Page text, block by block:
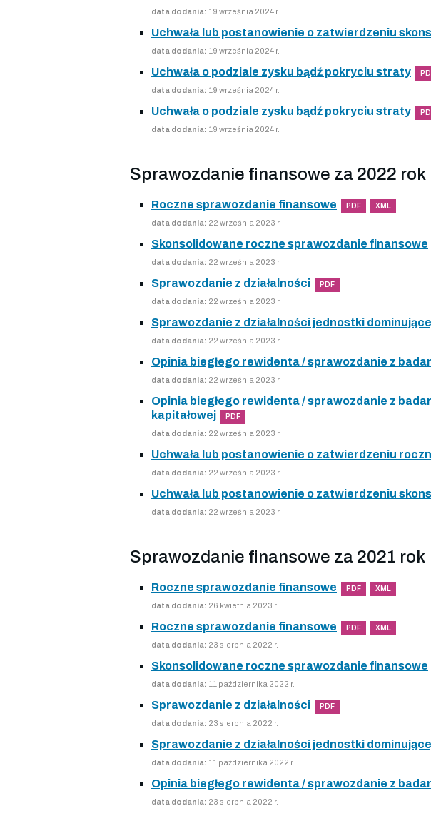
data dodania: 19 września 2024 r.
Uchwała lub postanowienie o zatwierdzeniu
data dodania: 19 września 2024 r.
Uchwała o podziale zysku bądź pokryciu straty
data dodania: 19 września 2024 r.
Uchwała o podziale zysku bądź pokryciu straty
data dodania: 19 września 2024 r.
Sprawozdanie finansowe za 2022 rok
Roczne sprawozdanie finansowe PDF XML
data dodania: 22 września 2023 r.
Skonsolidowane roczne sprawozdanie finansowe
data dodania: 22 września 2023 r.
Sprawozdanie z działalności PDF
data dodania: 22 września 2023 r.
Sprawozdanie z działalności jednostki
data dodania: 22 września 2023 r.
Opinia biegłego rewidenta / sprawozdanie z
data dodania: 22 września 2023 r.
Opinia biegłego rewidenta / sprawozdanie z
kapitałowej
PDF
data dodania: 22 września 2023 r.
Uchwała lub postanowienie o zatwierdzeniu
data dodania: 22 września 2023 r.
Uchwała lub postanowienie o zatwierdzeniu
data dodania: 22 września 2023 r.
Sprawozdanie finansowe za 2021 rok
Roczne sprawozdanie finansowe PDF XML
data dodania: 26 kwietnia 2023 r.
Roczne sprawozdanie finansowe PDF XML
data dodania: 23 sierpnia 2022 r.
Skonsolidowane roczne sprawozdanie finansowe
data dodania: 11 października 2022 r.
Sprawozdanie z działalności PDF
data dodania: 23 sierpnia 2022 r.
Sprawozdanie z działalności jednostki
data dodania: 11 października 2022 r.
Opinia biegłego rewidenta / sprawozdanie z
data dodania: 23 sierpnia 2022 r.